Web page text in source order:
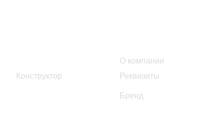
Конструктор
О компании
Реквизиты
Бренд